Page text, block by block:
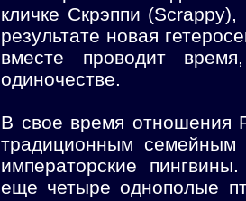
кличке Скрэппи
результате новая
вместе проводит
одиночестве.
В свое время отношения
традиционным семейным
императорские
еще четыре однополые